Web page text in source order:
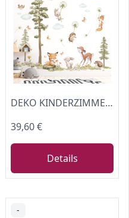
DEKO KINDERZIMMER Wandtattoo Waldtiere Baum Wandsticker Fuchs Hase REH Wandaufkleber Babyzimmer Pusteblume Kinderzimmer Wanddeko DK1137-04
39,60 €
Details
-